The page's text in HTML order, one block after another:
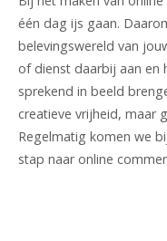
één dag ijs gaan.
belevingswereld van
of dienst daarbij aan en
sprekend in beeld
creatieve vrijheid, maar
Regelmatig komen we
stap naar online